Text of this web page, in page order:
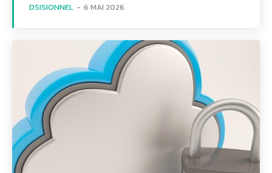
DSISIONNEL - 6 MAI 2026